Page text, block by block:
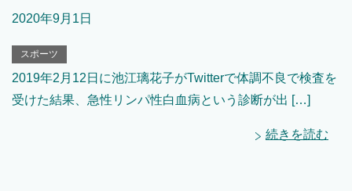
2020年9月1日
スポーツ
2019年2月12日に池江璃花子がTwitterで体調不良で検査を
受けた結果、急性リンパ性白血病という診断が出 […]
続きを読む